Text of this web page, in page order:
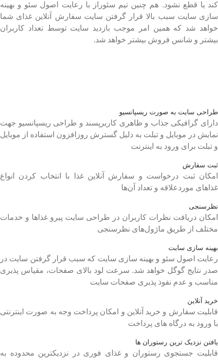
کند یا قطع نشود. هم چنین تیم سئوراز با رعایت اصول سئو و بهینه
سازی سایت سبب بالا قرار گرفتن سایت سفارش آنلاین غذای شما
خواهد شد که همین امر موجب بازدید سایت توسط تعداد کاربران
بیشتر و شانس فروش بیشتر خواهد شد.
طراحی سایت به صورت ریسپانسیو
دارای گرافیکی جذاب و ظاهری کاربرپسند و طراحی ریسپانسیو جهت
نمایش در موبایل و تبلت به دلیل گسترش روزافزون استفاده از موبایل
و تبلت برای ورود به اینترنت
ثبت سفارش
امکان ثبت درخواست و سفارش آنلاین غذا با انتخاب کردن انواع
غذاهای موردعلاقه و تعداد آن‌ها
نظرسنجی
امکان دریافت نظرات کاربران در طراحی سایت پیرو غذاها و خدمات
مختلف از طریق ماژول‌های نظرسنجی
بهینه سازی سایت
رعایت اصول سئو و بهینه سازی سایت که سبب قرار گرفتن سایت در
صدر نتایج گوگل خواهد شد. سرعت لود بالای صفحات، مقیاس پذیری
مناسب و عدم نفوذ پذیری صفحات سایت
خرید آنلاین
قابلیت سفارش و خرید آنلاین و امکان پرداخت وجه به صورت اینترنتی
با ورود به درگاه های پرداخت
یافتن نزدیک ترین رستوران ها
قابلیت جستجوی رستوران و غذای فوری در نزدیکترین محدوده به